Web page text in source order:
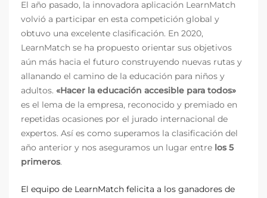
El año pasado, la innovadora aplicación LearnMatch
volvió a participar en esta competición global y
obtuvo una excelente clasificación. En 2020,
LearnMatch se ha propuesto orientar sus objetivos
aún más hacia el futuro construyendo nuevas rutas y
allanando el camino de la educación para niños y
adultos. «Hacer la educación accesible para todos»
es el lema de la empresa, reconocido y premiado en
repetidas ocasiones por el jurado internacional de
expertos. Así es como superamos la clasificación del
año anterior y nos aseguramos un lugar entre los 5
primeros.
El equipo de LearnMatch felicita a los ganadores de